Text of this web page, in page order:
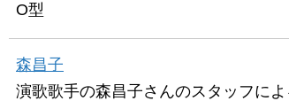
O型
森昌子
演歌歌手の森昌子さんのスタッフに